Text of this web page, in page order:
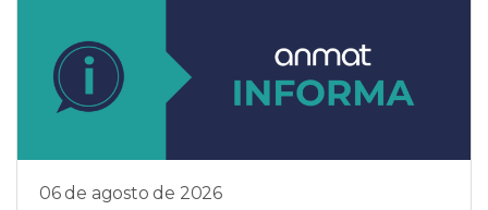
06 de agosto de 2026